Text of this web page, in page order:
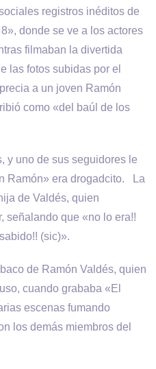
registros inéditos de
donde se ve a los actores
filmaban la divertida
fotos subidas por el
a un joven Ramón
como «del baúl de los
y uno de sus seguidores le
Ramón» era drogadcito. La
de Valdés, quien
señalando que «no lo era!!
(sic)».
de Ramón Valdés, quien
cuando grababa «El
escenas fumando
los demás miembros del